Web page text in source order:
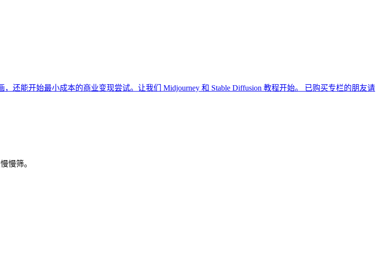
还能开始最小成本的商业变现尝试。让我们 Midjourney 和 Stable Diffusion 教程开始。 已购买专栏的朋友请
慢筛。